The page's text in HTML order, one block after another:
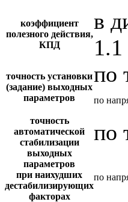
коэффициент
полезного действия,
КПД
в
точность установки
(задание) выходных
параметров
по
по
точность
автоматической
стабилизации
выходных
параметров
при наихудших
дестабилизирующих
факторах
по
по